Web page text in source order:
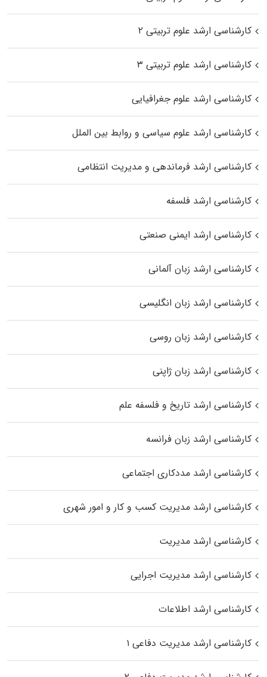
کارشناسی ارشد علوم تربیتی ۲
کارشناسی ارشد علوم تربیتی ۳
کارشناسی ارشد علوم جغرافیایی
کارشناسی ارشد علوم سیاسی و روابط بین الملل
کارشناسی ارشد فرماندهی و مدیریت انتظامی
کارشناسی ارشد فلسفه
کارشناسی ارشد ایمنی صنعتی
کارشناسی ارشد زبان آلمانی
کارشناسی ارشد زبان انگلیسی
کارشناسی ارشد زبان روسی
کارشناسی ارشد زبان ژاپنی
کارشناسی ارشد تاریخ و فلسفه علم
کارشناسی ارشد زبان فرانسه
کارشناسی ارشد مددکاری اجتماعی
کارشناسی ارشد مدیریت کسب و کار و امور شهری
کارشناسی ارشد مدیریت
کارشناسی ارشد مدیریت اجرایی
کارشناسی ارشد اطلاعات
کارشناسی ارشد مدیریت دفاعی ۱